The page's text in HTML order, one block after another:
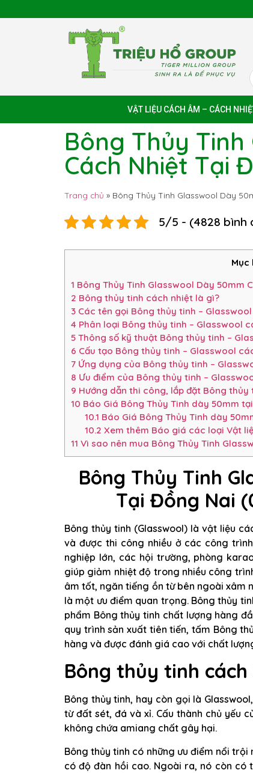
VẬT LIỆU CÁCH ÂM – CÁCH
Bông Thủy
Cách Nhiệt Tại
Trang chủ » Bông Thủy Tinh Glasswool Dày
5/5 - (4828 bình
Mục
1 Bông Thủy Tinh Glasswool Dày 50mm
2 Bông thủy tinh cách nhiệt là gì?
3 Các tên gọi Bông thủy tinh –
4 Phân loại Bông thủy tinh – Glasswool
5 Thông số kỹ thuật Bông thủy tinh –
6 Cấu tạo Bông thủy tinh – Glasswool
7 Ứng dụng của Bông thủy tinh –
8 Ưu điểm của Bông thủy tinh –
9 Hướng dẫn thi công, lắp đặt Bông
10 Báo Giá Bông Thủy Tinh dày 50mm
10.1 Báo Giá Bông Thủy Tinh dày
10.2 Xem thêm Báo giá các loại Vật
11 Vì sao nên mua Bông Thủy Tinh
Bông Thủy Tinh
Tại Đồng Nai
Bông thủy tinh (Glasswool) là vật liệu
và được thi công nhiều ở các công
nghiệp lớn, các hội trường, phòng
giúp giảm nhiệt độ trong nhiều công
âm tốt, ngăn tiếng ồn từ bên ngoài xâm
là một ưu điểm quan trọng. Bông thủy
phẩm Bông thủy tinh chất lượng hàng
quy trình sản xuất tiên tiến, tấm Bông
hàng và được đánh giá cao với chất
Bông thủy tinh
Bông thủy tinh, hay còn gọi là
từ đất sét, đá và xỉ. Cấu thành chủ yếu
không chứa amiang chất gây hại.
Bông thủy tinh có những ưu điểm nổi
có độ đàn hồi cao. Ngoài ra, nó còn